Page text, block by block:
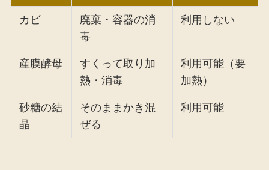
カビ
廃棄・容器の消
毒
利用しない
産膜酵母
すくって取り加
熱・消毒
利用可能（要
加熱）
砂糖の結
晶
そのままかき混
ぜる
利用可能